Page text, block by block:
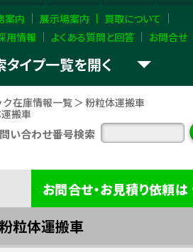
案内 展示場案内
買取について
用情報 よくある質問と回答 お問合せ
ラックのタイプを選択 して下さい。
ミキサー
バン・ウイング 冷凍・保冷車
キャリアー
タイプ一覧
在庫情報一覧
粉粒体運搬車
搬車
い合わせ番号検索
粒体運搬車
お問合せ・お見積り依頼は